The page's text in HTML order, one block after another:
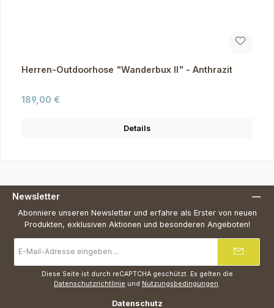
Herren-Outdoorhose "Wanderbux II" - Anthrazit
Regulärer Preis:
189,00 €
Details
Newsletter
Abonniere unseren Newsletter und erfahre als Erster von neuen
Produkten, exklusiven Aktionen und besonderen Angeboten!
Mail-
Adresse
Diese Seite ist durch reCAPTCHA geschützt. Es gelten die
Datenschutzrichtlinie und Nutzungsbedingungen.
Datenschutz